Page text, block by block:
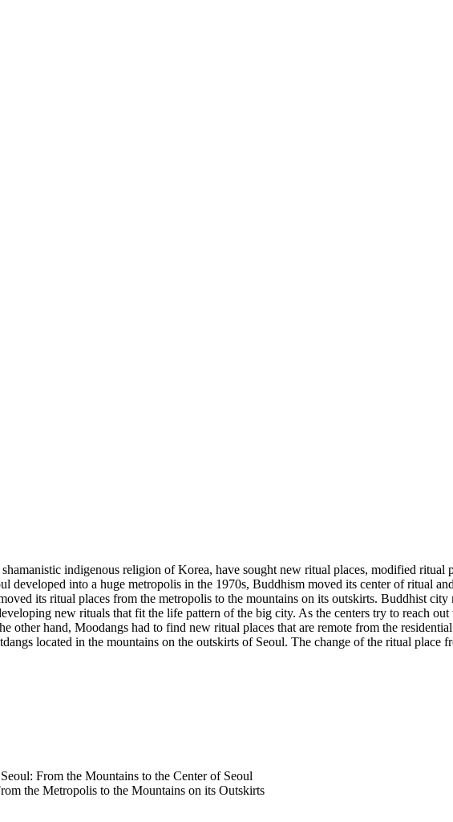
indigenous religion of Korea, have sought new ritual places, modified ritual
developed into a huge metropolis in the 1970s, Buddhism moved its center of ritual
its ritual places from the metropolis to the mountains on its outskirts. Buddhist
new rituals that fit the life pattern of the big city. As the centers try to reach
other hand, Moodangs had to find new ritual places that are remote from the
located in the mountains on the outskirts of Seoul. The change of the ritual place
From the Mountains to the Center of Seoul
the Metropolis to the Mountains on its Outskirts